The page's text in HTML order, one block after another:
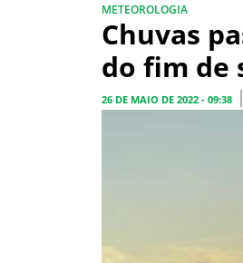
METEOROLOGIA
Chuvas
do fim de
26 DE MAIO DE 2022 - 09:38